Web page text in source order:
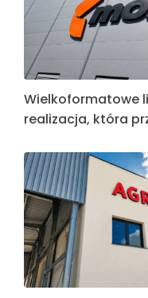
Wielkoformatowe
realizacja, która